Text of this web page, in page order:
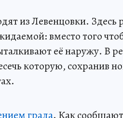
из Левенцовки. Здесь
вместо того
её наружу. В
которую, сохранив